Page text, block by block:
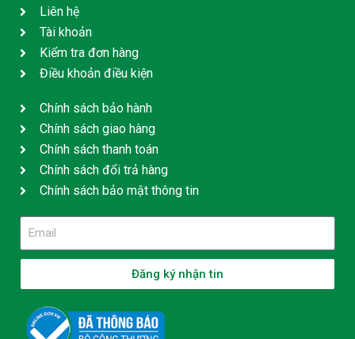
Liên hệ
Tài khoản
Kiểm tra đơn hàng
Điều khoản điều kiện
Chính sách bảo hành
Chính sách giao hàng
Chính sách thanh toán
Chính sách đổi trả hàng
Chính sách bảo mật thông tin
Đăng ký nhận tin